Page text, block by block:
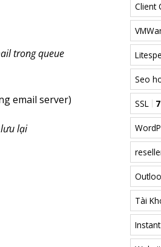
trong queue
email server)
lại
Client
Seo
SSL 7
Tài